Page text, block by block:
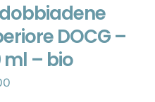
DOCG –
ml – bio